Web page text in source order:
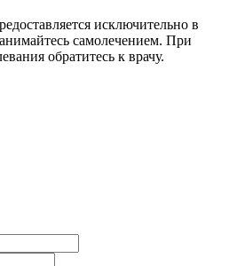
исключительно в
самолечением. При
обратитесь к врачу.